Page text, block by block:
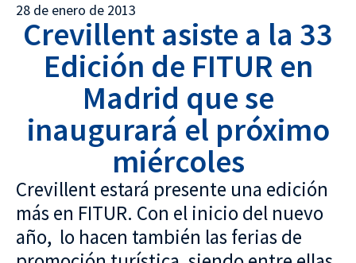
28 de enero de 2013
Crevillent asiste a la 33
Edición de FITUR en
Madrid que se
inaugurará el próximo
miércoles
Crevillent estará presente una edición
más en FITUR. Con el inicio del nuevo
año, lo hacen también las ferias de